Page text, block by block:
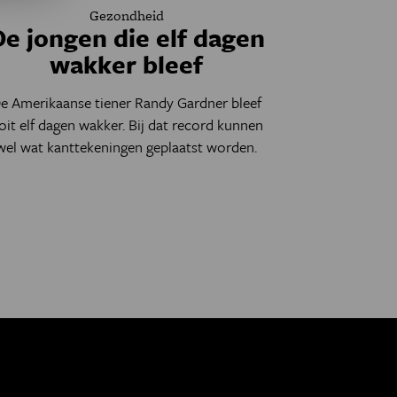
Gezondheid
jongen die elf dagen
wakker bleef
Amerikaanse tiener Randy Gardner bleef
elf dagen wakker. Bij dat record kunnen
wat kanttekeningen geplaatst worden.